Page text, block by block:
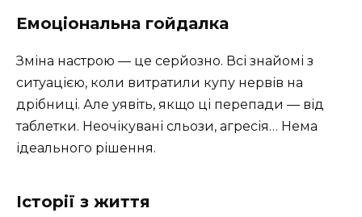
Емоціональна гойдалка
Зміна настрою — це серйозно. Всі знайомі з
ситуацією, коли витратили купу нервів на
дрібниці. Але уявіть, якщо ці перепади — від
таблетки. Неочікувані сльози, агресія… Нема
ідеального рішення.
Історії з життя